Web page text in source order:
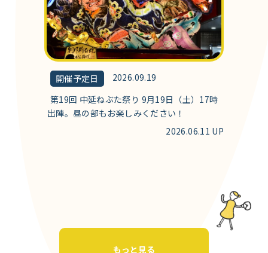
開催予定日
2026.09.19
第19回 中延ねぶた祭り 9月19日（土）17時
出陣。昼の部もお楽しみください！
2026.06.11 UP
もっと見る